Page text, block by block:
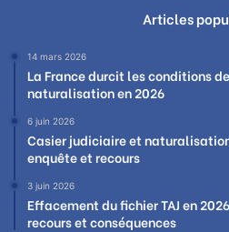
Articles
14 mars 2026
La France durcit les conditions
naturalisation en 2026
6 juin 2026
Casier judiciaire et naturalisation
enquête et recours
3 juin 2026
Effacement du fichier TAJ en
recours et conséquences